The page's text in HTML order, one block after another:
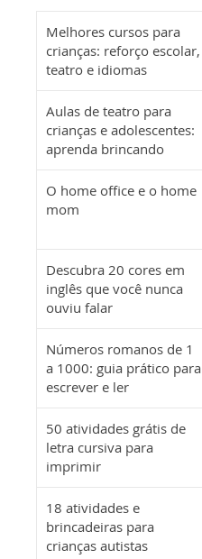
Melhores cursos para
crianças: reforço escolar,
teatro e idiomas
Aulas de teatro para
crianças e adolescentes:
aprenda brincando
O home office e o home
mom
Descubra 20 cores em
inglês que você nunca
ouviu falar
Números romanos de 1
a 1000: guia prático para
escrever e ler
50 atividades grátis de
letra cursiva para
imprimir
18 atividades e
brincadeiras para
crianças autistas